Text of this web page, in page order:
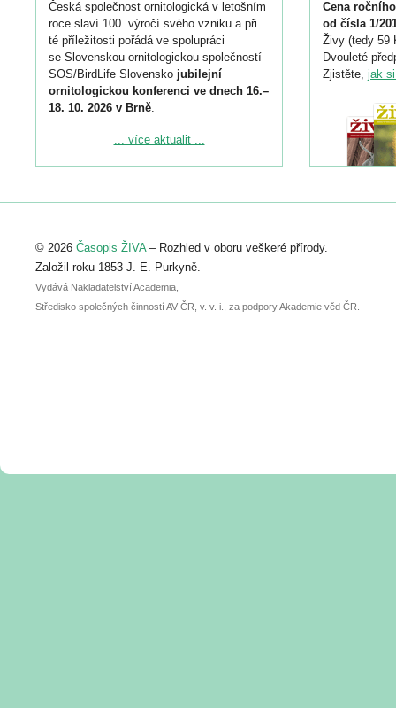
Česká společnost ornitologická v letošním
roce slaví 100. výročí svého vzniku a při
té příležitosti pořádá ve spolupráci
se Slovenskou ornitologickou společností
SOS/BirdLife Slovensko jubilejní
ornitologickou konferenci ve dnech 16.–
18. 10. 2026 v Brně.
Podrobnější informace ke konferenci
Registrovat se můžete do 6. září.
abstraktu přihlášené přednášky nebo
posteru je už 30. června.
... více aktualit ...
Cena
od čísla 1/
Živy (tedy 59
Dvouleté
Zjistěte, jak
© 2026 Časopis ŽIVA– Rozhled v oboru veškeré přírody.
Založil roku 1853 J. E. Purkyně.
Vydává Nakladatelství Academia,
Středisko společných činností AV ČR, v. v. i., za podpory Akademie věd ČR.